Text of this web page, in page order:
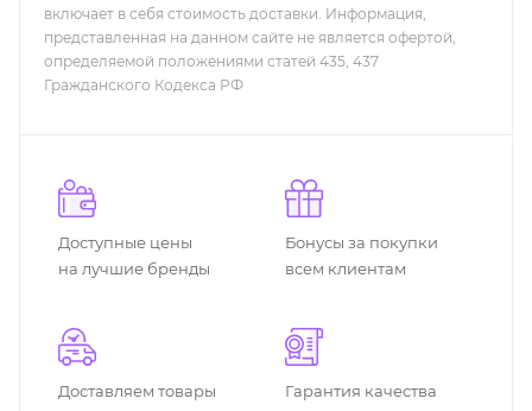
включает в себя стоимость доставки. Информация,
представленная на данном сайте не является офертой,
определяемой положениями статей 435, 437
Гражданского Кодекса РФ
Доступные цены
на лучшие бренды
Бонусы за покупки
всем клиентам
Доставляем товары
Гарантия качества